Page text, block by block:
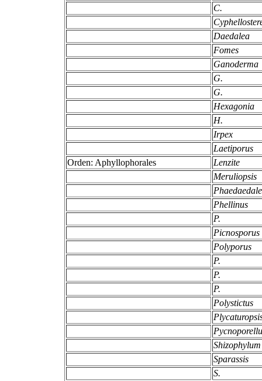
C.
Daedalea
Fomes
Ganoderma
G.
G.
Hexagonia
H.
Irpex
Laetiporus
Orden: Aphyllophorales
Lenzite
Meruliopsis
Phellinus
P.
Picnosporus
Polyporus
P.
P.
P.
Polystictus
Sparassis
S.